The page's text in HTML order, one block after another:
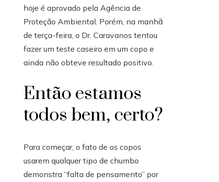
hoje é aprovado pela Agência de
Proteção Ambiental. Porém, na manhã
de terça-feira, o Dr. Caravanos tentou
fazer um teste caseiro em um copo e
ainda não obteve resultado positivo.
Então estamos
todos bem, certo?
Para começar, o fato de os copos
usarem qualquer tipo de chumbo
demonstra “falta de pensamento” por